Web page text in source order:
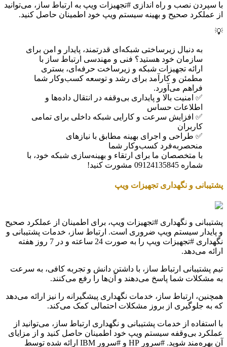
با سپردن نصب و راه اندازی #تجهیزات ویپ به ارتباط ساز، می‌توانید
از عملکرد صحیح و بهینه سیستم ویپ خود اطمینان حاصل کنید.
💡
به دنبال زیرساختی شبکه‌ای قدرتمند، پایدار و امن برای
سازمان خود هستید؟ فنی و مهندسی ارتباط ساز با
ارائه تجهیزات شبکه و زیرساخت حرفه‌ای، بستری
مطمئن و کارآمد برای رشد و توسعه کسب‌وکار شما
فراهم می‌آورد.
✅ امنیت بالا و پایداری بی‌وقفه در انتقال داده‌ها و
اطلاعات حساس
✅ افزایش سرعت و کارایی شبکه داخلی برای تمامی
کاربران
✅ طراحی و اجرای بهینه مطابق با نیازهای
منحصربه‌فرد کسب‌وکار شما
با متخصصان ما برای ارتقاء و بهینه‌سازی شبکه خود، با
شماره 09124135845 مشورت کنید!
پشتیبانی و نگهداری تجهیزات ویپ
پشتیبانی و نگهداری #تجهیزات ویپ، برای اطمینان از عملکرد صحیح
و پایدار سیستم ویپ ضروری است. ارتباط ساز، خدمات پشتیبانی و
نگهداری #تجهیزات ویپ را به صورت 24 ساعته و در 7 روز هفته
ارائه می‌دهد.
تیم پشتیبانی ارتباط ساز، با داشتن دانش و تجربه کافی، به سرعت
به مشکلات شما پاسخ می‌دهند و آن‌ها را رفع می‌کنند.
همچنین، ارتباط ساز، خدمات نگهداری پیشگیرانه را نیز ارائه می‌دهد
که به جلوگیری از بروز مشکلات احتمالی کمک می‌کند.
با استفاده از خدمات پشتیبانی و نگهداری ارتباط ساز، می‌توانید از
عملکرد بی‌وقفه سیستم ویپ خود اطمینان حاصل کنید و از مزایای
آن بهره‌مند شوید. #سرور HP و #سرور IBM ارائه شده توسط